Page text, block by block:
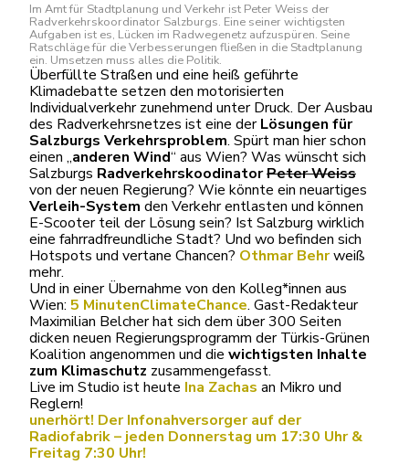
Im Amt für Stadtplanung und Verkehr ist Peter Weiss der
Radverkehrskoordinator Salzburgs. Eine seiner wichtigsten
Aufgaben ist es, Lücken im Radwegenetz aufzuspüren. Seine
Ratschläge für die Verbesserungen fließen in die Stadtplanung
ein. Umsetzen muss alles die Politik.
Überfüllte Straßen und eine heiß geführte
Klimadebatte setzen den motorisierten
Individualverkehr zunehmend unter Druck. Der Ausbau
des Radverkehrsnetzes ist eine derLösungen für
Salzburgs Verkehrsproblem. Spürt man hier schon
einen „anderen Wind“ aus Wien? Was wünscht sich
Salzburgs RadverkehrskoodinatorPeter Weiss
von der neuen Regierung? Wie könnte ein neuartiges
Verleih-System den Verkehr entlasten und können
E-Scooter teil der Lösung sein? Ist Salzburg wirklich
eine fahrradfreundliche Stadt? Und wo befinden sich
Hotspots und vertane Chancen? Othmar Behrweiß
mehr.
Und in einer Übernahme von den Kolleg*innen aus
Wien: 5 MinutenClimateChance. Gast-Redakteur
Maximilian Belcher hat sich dem über 300 Seiten
dicken neuen Regierungsprogramm der Türkis-Grünen
Koalition angenommen und die wichtigsten Inhalte
zum Klimaschutz zusammengefasst.
Live im Studio ist heute Ina Zachas an Mikro und
Reglern!
unerhört! Der Infonahversorger auf der
Radiofabrik – jeden Donnerstag um 17:30 Uhr &
Freitag 7:30 Uhr!